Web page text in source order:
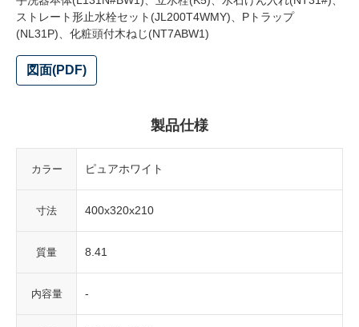
ストレート形止水栓セット(JL200T4WMY)、Pトラップ
(NL31P)、化粧頭付木ねじ(NT7ABW1)
図面(PDF)
製品仕様
カラー ピュアホワイト
寸法 400x320x210
質量 8.41
内容量 -